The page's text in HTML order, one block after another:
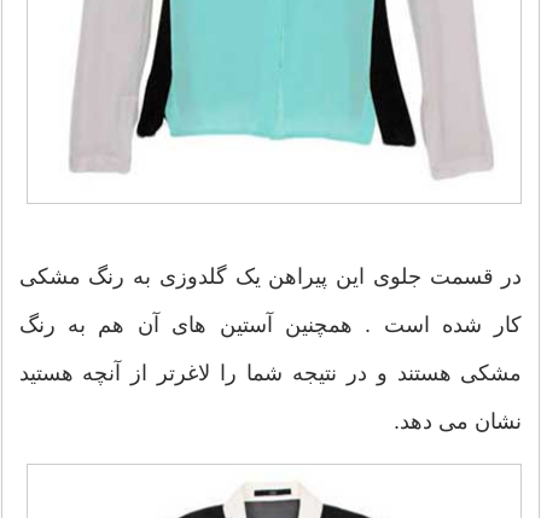
در قسمت جلوی این پیراهن یک گلدوزی به رنگ مشکی
کار شده است . همچنین آستین های آن هم به رنگ
مشکی هستند و در نتیجه شما را لاغرتر از آنچه هستید
نشان می دهد.